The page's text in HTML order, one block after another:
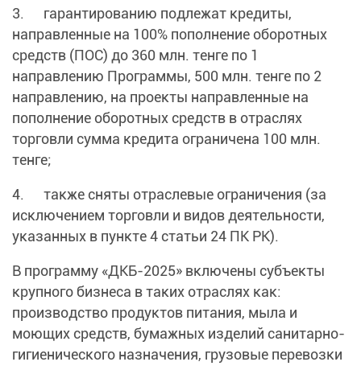
3. гарантированию подлежат кредиты,
направленные на 100% пополнение оборотных
средств (ПОС) до 360 млн. тенге по 1
направлению Программы, 500 млн. тенге по 2
направлению, на проекты направленные на
пополнение оборотных средств в отраслях
торговли сумма кредита ограничена 100 млн.
тенге;
4. также сняты отраслевые ограничения (за
исключением торговли и видов деятельности,
указанных в пункте 4 статьи 24 ПК РК).
В программу «ДКБ-2025» включены субъекты
крупного бизнеса в таких отраслях как:
производство продуктов питания, мыла и
моющих средств, бумажных изделий санитарно-
гигиенического назначения, грузовые перевозки